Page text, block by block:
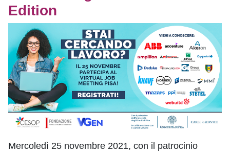
Edition
Mercoledì 25 novembre 2021, con il patrocinio